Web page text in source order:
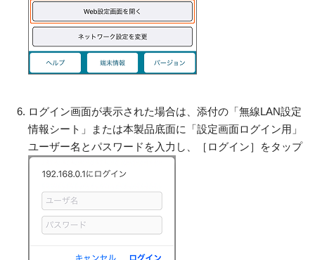
ログイン画面が表示された場合は、添付の「無線LAN設定
情報シート」または本製品底面に「設定画面ログイン用」
ユーザー名とパスワードを入力し、［ログイン］をタップ